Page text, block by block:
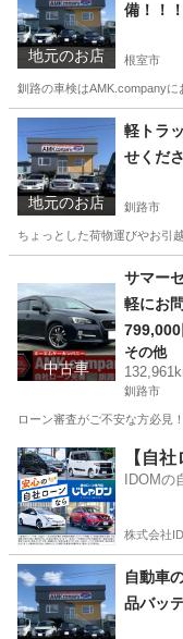
地元のお店
備！！
根室市
釧路の車検は
北海道 根室市 車検
地元のお店
軽トラ
せくだ
釧路市
ちょっとした荷物運びやお
その他
中古車
サマー
軽にお
です！
ル レ
799,000
その他
釧路市
ローン審査がご不安な方必見
北海道 釧路市 その
【自
IDOM
株式会社
自動車
品バッ